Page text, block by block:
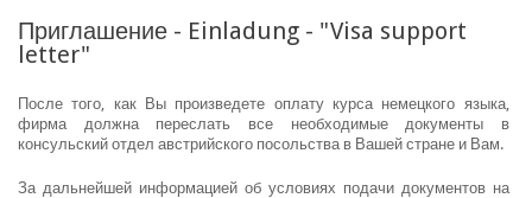
Приглашение - Einladung - "Visa support
letter"
После того, как Вы произведете оплату курса немецкого языка,
фирма должна переслать все необходимые документы в
консульский отдел австрийского посольства в Вашей стране и Вам.
За дальнейшей информацией об условиях подачи документов на